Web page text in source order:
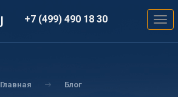
+7 (499) 490 18 30
Главная Блог